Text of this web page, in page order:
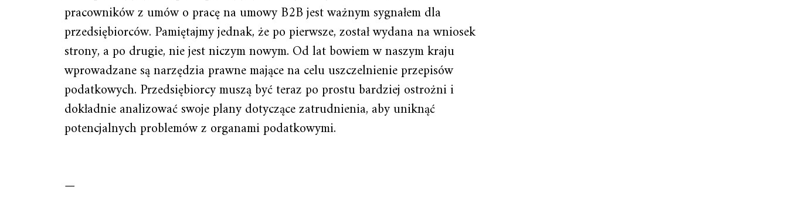
pracowników z umów o pracę na umowy B2B jest ważnym sygnałem dla
przedsiębiorców. Pamiętajmy jednak, że po pierwsze, został wydana na wniosek
strony, a po drugie, nie jest niczym nowym. Od lat bowiem w naszym kraju
wprowadzane są narzędzia prawne mające na celu uszczelnienie przepisów
podatkowych. Przedsiębiorcy muszą być teraz po prostu bardziej ostrożni i
dokładnie analizować swoje plany dotyczące zatrudnienia, aby uniknąć
potencjalnych problemów z organami podatkowymi.
—